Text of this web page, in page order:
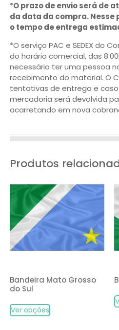
*O prazo de envio será de
da data da compra. Nesse
o tempo de entrega
*O serviço PAC e SEDEX do
do horário comercial, das
necessário ter uma pessoa
recebimento do material. O
tentativas de entrega e
mercadoria será devolvida
acarretando em nova
Produtos
Bandeira Mato Grosso
do Sul
Ver opções